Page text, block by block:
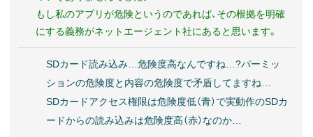
もし私のアプリが危険というのであれば、その根拠を明確
にする義務がネットエージェント社にあると思います。
SDカード読み込み…危険度高なんですね…?パーミッ
ションの危険度と内容の危険度で矛盾してますね…
SDカードアクセス権限は危険度低（青）で実動作のSDカ
ードからの読み込みは危険度高（赤）なのか…